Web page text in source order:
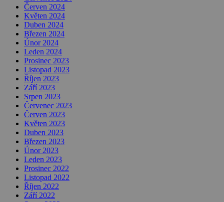
Červen 2024
Květen 2024
Duben 2024
Březen 2024
Únor 2024
Leden 2024
Prosinec 2023
Listopad 2023
Říjen 2023
Září 2023
Srpen 2023
Červenec 2023
Červen 2023
Květen 2023
Duben 2023
Březen 2023
Únor 2023
Leden 2023
Prosinec 2022
Listopad 2022
Říjen 2022
Září 2022